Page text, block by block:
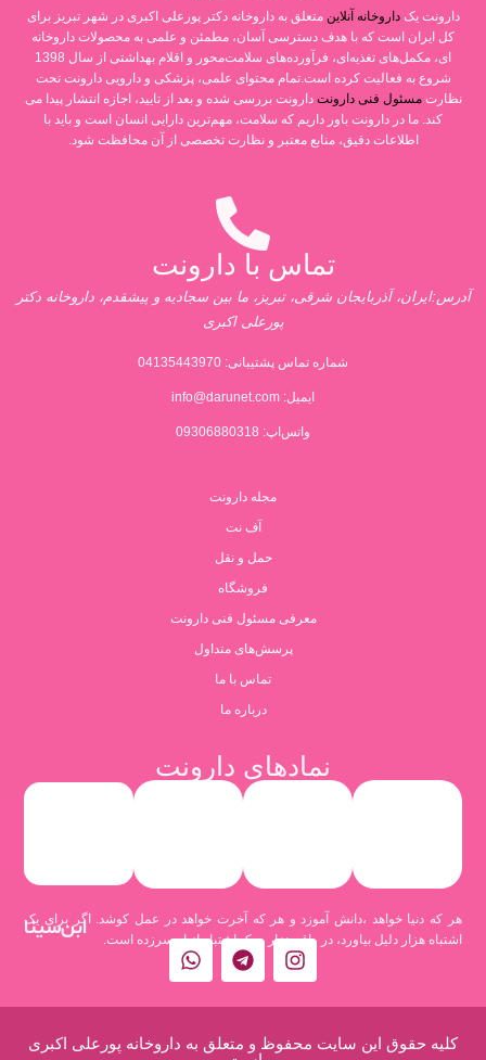
دارونت یکداروخانه آنلاین متعلق به داروخانه دکتر پورعلی اکبری در شهر تبریز برای
کل ایران است که با هدف دسترسی آسان، مطمئن و علمی به محصولات داروخانه
ای، مکمل‌های تغذیه‌ای، فرآورده‌های سلامت‌محور و اقلام بهداشتی از سال 1398
شروع به فعالیت کرده است.تمام محتوای علمی، پزشکی و دارویی دارونت تحت
نظارتمسئول فنی دارونت دارونت بررسی شده و بعد از تایید، اجازه انتشار پیدا می
کند. ما در دارونت باور داریم که سلامت، مهم‌ترین دارایی انسان است و باید با
اطلاعات دقیق، منابع معتبر و نظارت تخصصی از آن محافظت شود.
تماس با دارونت
آدرس:ایران، آذربایجان شرقی، تبریز، ما بین سجادیه و پیشقدم، داروخانه دکتر
پورعلی اکبری
شماره تماس پشتیبانی: 04135443970
ایمیل: info@darunet.com
واتس‌اپ: 09306880318
مجله دارونت
آف نت
حمل و نقل
فروشگاه
معرفی مسئول فنی دارونت
پرسش‌های متداول
تماس با ما
درباره ما
نمادهای دارونت
هر که دنیا خواهد ،دانش آموزد و هر که آخرت خواهد در عمل کوشد. اگر برای یک
اشتباه هزار دلیل بیاورد، در واقع هزار و یک اشتباه از او سرزده است.
ابن‌سینا
کلیه حقوق این سایت محفوظ و متعلق به داروخانه پورعلی اکبری